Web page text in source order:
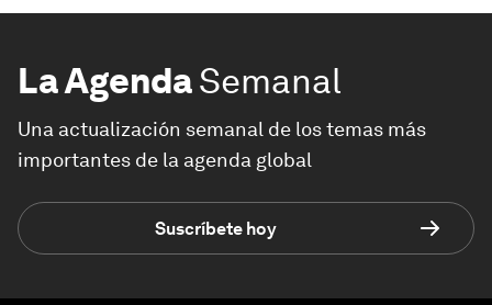
La AgendaSemanal
Una actualización semanal de los temas más
importantes de la agenda global
Suscríbete hoy